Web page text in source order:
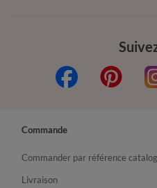
Commande
Commander par référence
Livraison